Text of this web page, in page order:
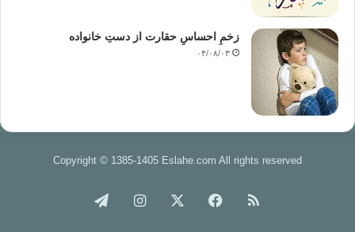
زخمِ احساسِ حقارت از دستِ خانواده
۰۴/۰۸/۰۳
Copyright © 1385-1405 Eslahe.com All rights reserved
خوراک فیس اینستاگرام